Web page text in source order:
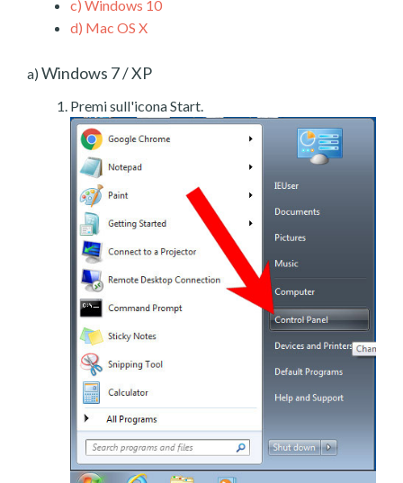
c) Windows 10
d) Mac OS X
a) Windows 7 / XP
Premi sull'icona Start.